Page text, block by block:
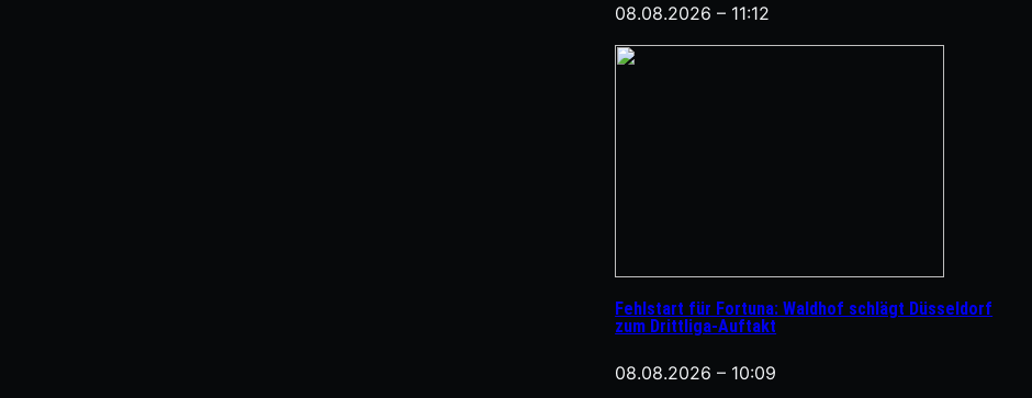
08.08.2026 – 11:12
Fehlstart für Fortuna: Waldhof schlägt Düsseldorf
zum Drittliga-Auftakt
08.08.2026 – 10:09